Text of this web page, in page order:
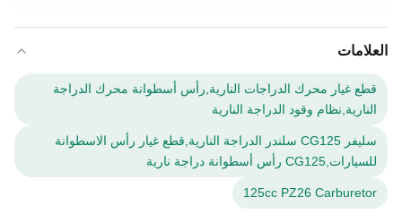
العلامات
قطع غيار محرك الدراجات النارية,رأس أسطوانة محرك الدراجة
النارية,نظام وقود الدراجة النارية
سليفر CG125 سلندر الدراجة النارية,قطع غيار رأس الاسطوانة
للسيارات,CG125 رأس أسطوانة دراجة نارية
125cc PZ26 Carburetor